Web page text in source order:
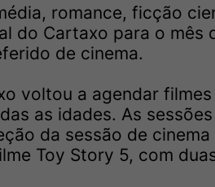
romance, ficção
do Cartaxo para o mês
de cinema.
voltou a agendar
as idades. As
da sessão de
Toy Story 5, com